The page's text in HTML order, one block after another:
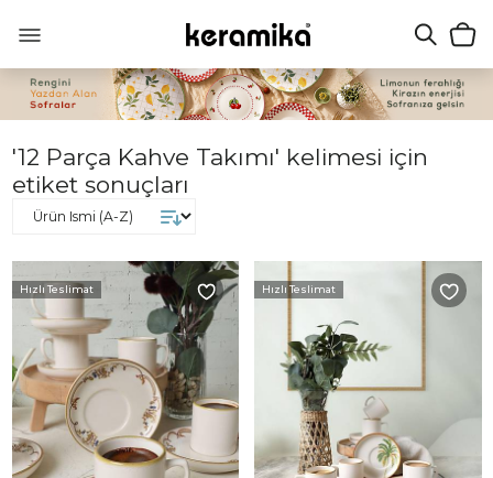
'12 Parça Kahve Takımı' kelimesi için
etiket sonuçları
Hızlı Teslimat Hızlı Teslimat